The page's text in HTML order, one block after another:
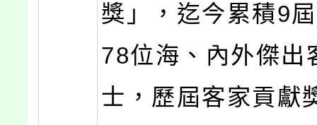
獎」，迄今累積9
78位海、內外傑出
士，歷屆客家貢獻